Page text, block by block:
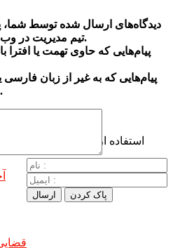
دیدگاه‌های ارسال شده توسط
تیم مدیریت در وب منتشر خواهد شد.
پیام‌هایی که حاوی تهمت یا افترا
پیام‌هایی که به غیر از زبان فارسی
منتشر نخواهد شد.
استفاده از